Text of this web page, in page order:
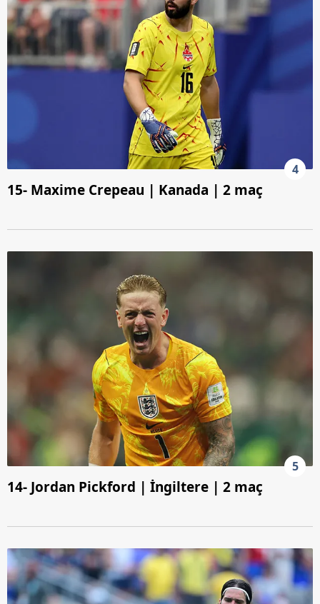
4
15- Maxime Crepeau | Kanada | 2 maç
5
14- Jordan Pickford | İngiltere | 2 maç